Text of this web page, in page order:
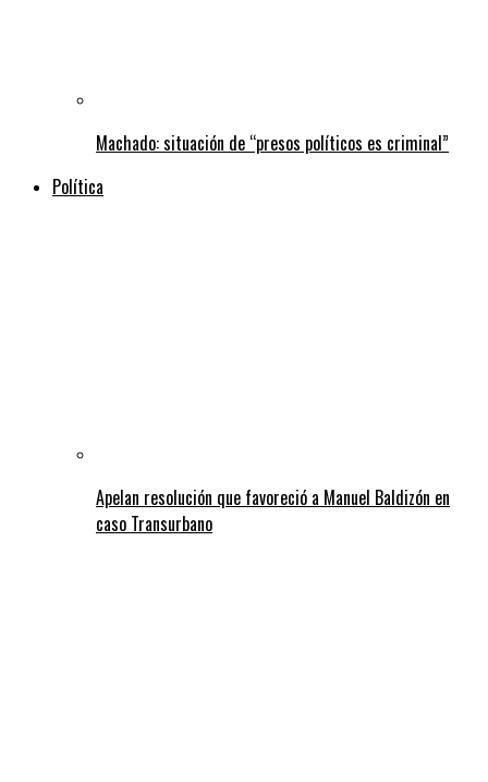
Machado: situación de “presos políticos es criminal”
Política
Apelan resolución que favoreció a Manuel Baldizón en
caso Transurbano